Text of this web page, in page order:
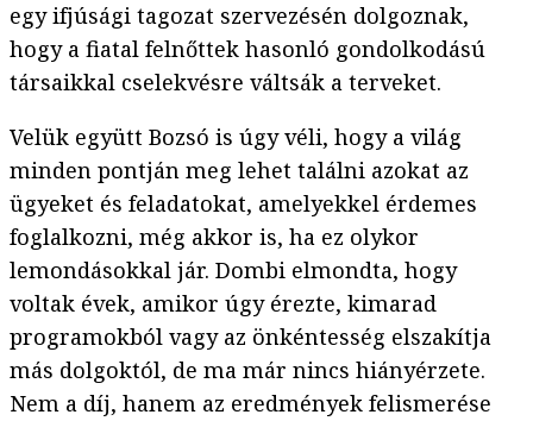
egy ifjúsági tagozat szervezésén dolgoznak,
hogy a fiatal felnőttek hasonló gondolkodású
társaikkal cselekvésre váltsák a terveket.
Velük együtt Bozsó is úgy véli, hogy a világ
minden pontján meg lehet találni azokat az
ügyeket és feladatokat, amelyekkel érdemes
foglalkozni, még akkor is, ha ez olykor
lemondásokkal jár. Dombi elmondta, hogy
voltak évek, amikor úgy érezte, kimarad
programokból vagy az önkéntesség elszakítja
más dolgoktól, de ma már nincs hiányérzete.
Nem a díj, hanem az eredmények felismerése